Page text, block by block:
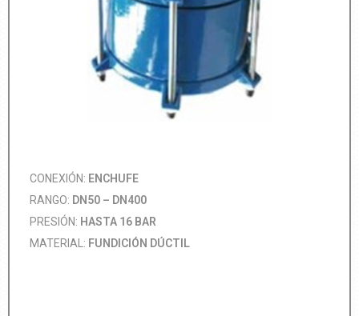
CONEXIÓN: ENCHUFE
RANGO: DN50 – DN400
PRESIÓN: HASTA 16 BAR
MATERIAL: FUNDICIÓN DÚCTIL